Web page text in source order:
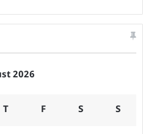
2026
T F S S